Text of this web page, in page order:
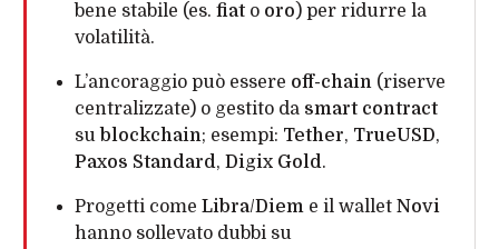
bene stabile (es.fiat o oro ) per ridurre la
volatilità.
L’ancoraggio può essere off-chain (riserve
centralizzate) o gestito da smart contract
su blockchain; esempi: Tether, TrueUSD,
Paxos Standard,Digix Gold.
Progetti comeLibra/Diem e il walletNovi
hanno sollevato dubbi su